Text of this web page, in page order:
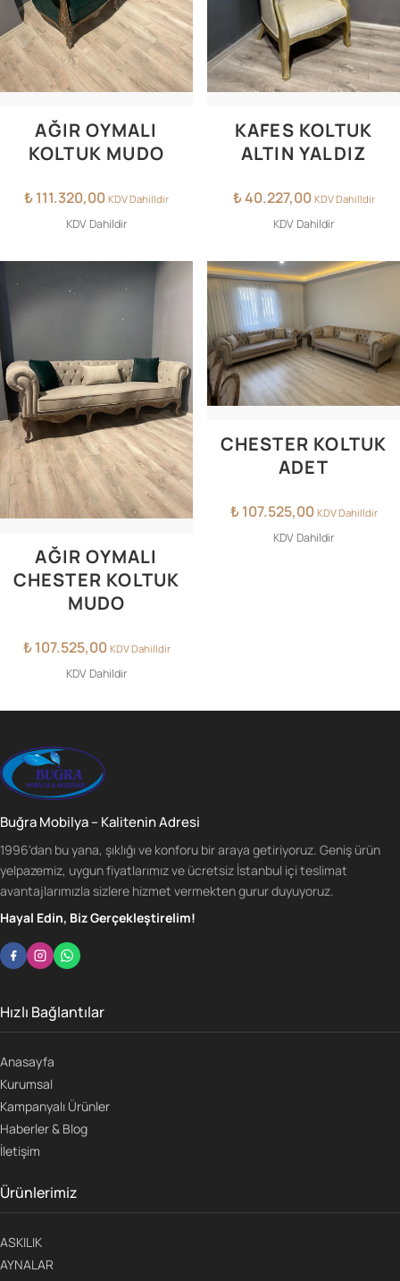
AĞIR OYMALI
KOLTUK MUDO
₺111.320,00 KDV Dahilldir
KDV Dahildir
KAFES KOLTUK
ALTIN YALDIZ
₺40.227,00 KDV Dahilldir
KDV Dahildir
AĞIR OYMALI
CHESTER KOLTUK
MUDO
₺107.525,00 KDV Dahilldir
KDV Dahildir
CHESTER KOLTUK
ADET
₺107.525,00 KDV Dahilldir
KDV Dahildir
Buğra Mobilya – Kalitenin Adresi
1996'dan bu yana, şıklığı ve konforu bir araya getiriyoruz. Geniş ürün
yelpazemiz, uygun fiyatlarımız ve ücretsiz İstanbul içi teslimat
avantajlarımızla sizlere hizmet vermekten gurur duyuyoruz.
Hayal Edin, Biz Gerçekleştirelim!
Hızlı Bağlantılar
Anasayfa
Kurumsal
Kampanyalı Ürünler
Haberler & Blog
İletişim
Ürünlerimiz
ASKILIK
AYNALAR